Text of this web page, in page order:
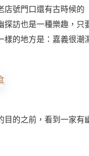
店號門口還有古時候的
探訪也是一種樂趣，只
樣的地方是：嘉義很潮
目的之前，看到一家